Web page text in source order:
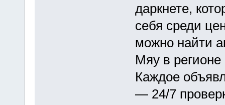
даркнете,
себя среди
можно найти
Мяу в регионе
Каждое
— 24/7